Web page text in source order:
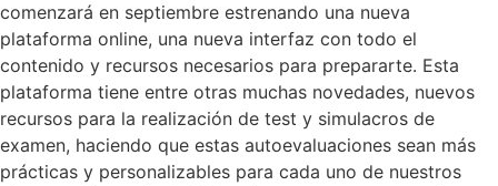
comenzará en septiembre estrenando una nueva
plataforma online, una nueva interfaz con todo el
contenido y recursos necesarios para prepararte. Esta
plataforma tiene entre otras muchas novedades, nuevos
recursos para la realización de test y simulacros de
examen, haciendo que estas autoevaluaciones sean más
prácticas y personalizables para cada uno de nuestros